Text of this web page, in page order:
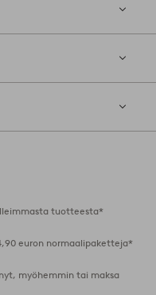
tuotteesta*
euron normaalipaketteja*
myöhemmin tai maksa